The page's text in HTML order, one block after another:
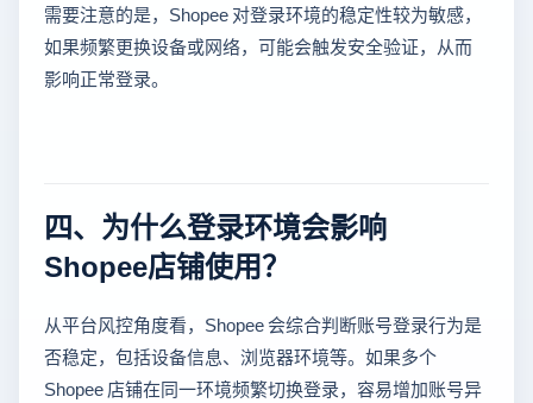
需要注意的是，Shopee 对登录环境的稳定性较为敏感，
如果频繁更换设备或网络，可能会触发安全验证，从而
影响正常登录。
四、为什么登录环境会影响
Shopee店铺使用？
从平台风控角度看，Shopee 会综合判断账号登录行为是
否稳定，包括设备信息、浏览器环境等。如果多个
Shopee 店铺在同一环境频繁切换登录，容易增加账号异